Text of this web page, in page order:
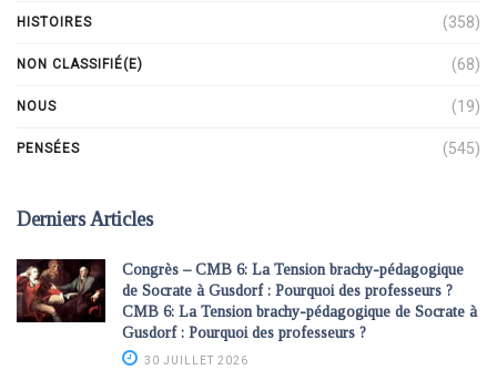
HISTOIRES (358)
NON CLASSIFIÉ(E) (68)
NOUS (19)
PENSÉES (545)
Derniers Articles
Congrès – CMB 6: La Tension brachy-pédagogique
de Socrate à Gusdorf : Pourquoi des professeurs ?
CMB 6: La Tension brachy-pédagogique de Socrate à
Gusdorf : Pourquoi des professeurs ?
30 JUILLET 2026